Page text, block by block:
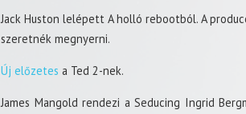
Jack Huston lelépett A holló rebootból. A
szeretnék megnyerni.
Új előzetes a Ted 2-nek.
James Mangold rendezi a Seducing Ingrid